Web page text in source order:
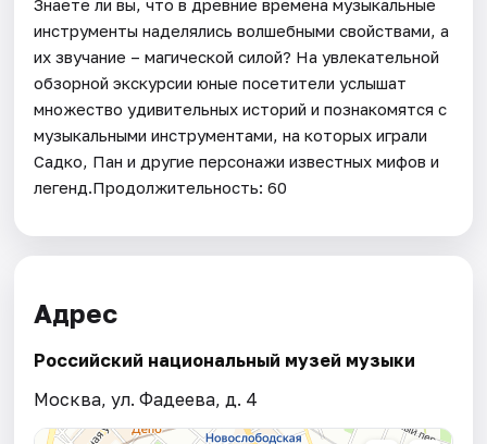
Знаете ли вы, что в древние времена музыкальные
инструменты наделялись волшебными свойствами, а
их звучание – магической силой? На увлекательной
обзорной экскурсии юные посетители услышат
множество удивительных историй и познакомятся с
музыкальными инструментами, на которых играли
Садко, Пан и другие персонажи известных мифов и
легенд.Продолжительность: 60
Адрес
Российский национальный музей музыки
Москва, ул. Фадеева, д. 4